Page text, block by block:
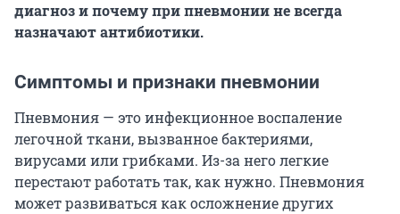
диагноз и почему при пневмонии не всегда
назначают антибиотики.
Симптомы и признаки пневмонии
Пневмония — это инфекционное воспаление
легочной ткани, вызванное бактериями,
вирусами или грибками. Из-за него легкие
перестают работать так, как нужно. Пневмония
может развиваться как осложнение других